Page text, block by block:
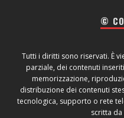
©
Tutti i diritti sono riservati. È
parziale, dei contenuti
memorizzazione,
distribuzione dei contenuti
tecnologica, supporto o rete
scritta